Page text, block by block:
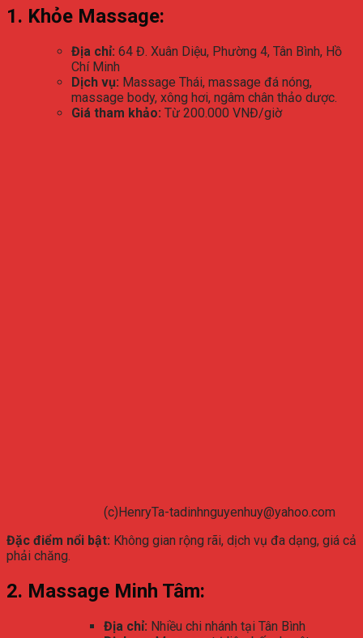
1. Khỏe Massage:
Địa chỉ: 64 Đ. Xuân Diệu, Phường 4, Tân Bình, Hồ
Chí Minh
Dịch vụ: Massage Thái, massage đá nóng,
massage body, xông hơi, ngâm chân thảo dược.
Giá tham khảo: Từ 200.000 VNĐ/giờ
(c)HenryTa-tadinhnguyenhuy@yahoo.com
Đặc điểm nổi bật: Không gian rộng rãi, dịch vụ đa dạng, giá cả
phải chăng.
2. Massage Minh Tâm:
Địa chỉ: Nhiều chi nhánh tại Tân Bình